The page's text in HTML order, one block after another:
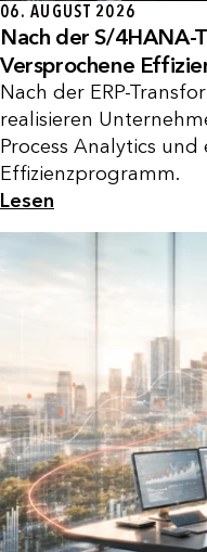
06. AUGUST 2026
Nach der S/4HANA-
Versprochene
Nach der ERP-
realisieren
Process Analytics
Effizienzprogramm.
Lesen